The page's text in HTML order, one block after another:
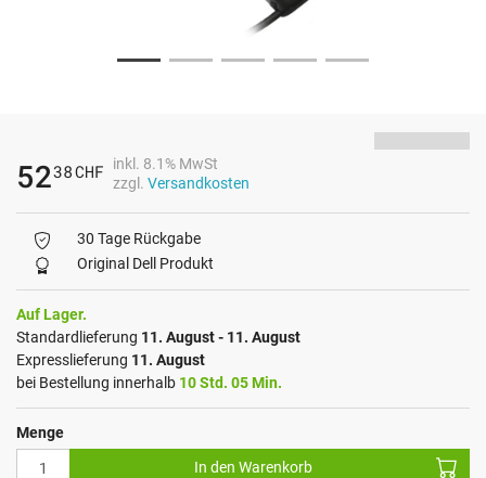
5238CHF
inkl. 8.1% MwSt
zzgl. Versandkosten
30 Tage Rückgabe
Original Dell Produkt
Auf Lager.
Standardlieferung 11. August - 11. August
Expresslieferung 11. August
bei Bestellung innerhalb 10 Std. 05 Min.
Menge
In den Warenkorb